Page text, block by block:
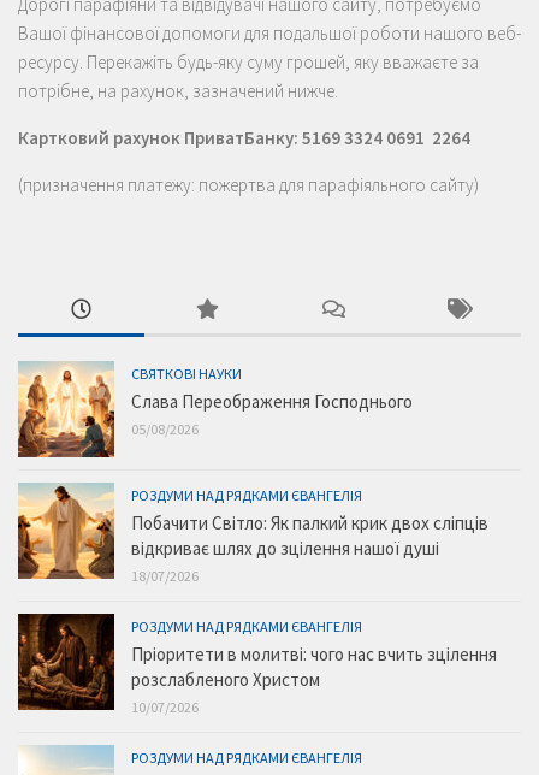
Вашої фінансової допомоги для подальшої роботи нашого веб-
ресурсу. Перекажіть будь-яку суму грошей, яку вважаєте за
потрібне, на рахунок, зазначений нижче.
Картковий рахунок ПриватБанку: 5169 3324 0691 2264
(призначення платежу: пожертва для парафіяльного сайту)
СВЯТКОВІ НАУКИ
Слава Переображення Господнього
05/08/2026
РОЗДУМИ НАД РЯДКАМИ ЄВАНГЕЛІЯ
Побачити Світло: Як палкий крик двох сліпців
відкриває шлях до зцілення нашої душі
18/07/2026
РОЗДУМИ НАД РЯДКАМИ ЄВАНГЕЛІЯ
Пріоритети в молитві: чого нас вчить зцілення
розслабленого Христом
10/07/2026
РОЗДУМИ НАД РЯДКАМИ ЄВАНГЕЛІЯ